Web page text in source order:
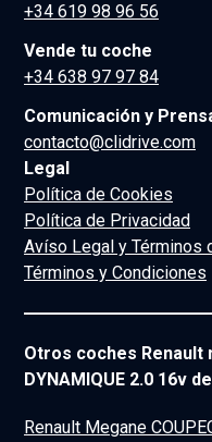
+34 619 98 96 56
Vende tu coche
+34 638 97 97 84
Comunicación y
contacto@clidrive.com
Legal
Política de Cookies
Política de Privacidad
Avíso Legal y Términos
Términos y Condiciones
Otros coches Renault
DYNAMIQUE 2.0 16v
Renault Megane